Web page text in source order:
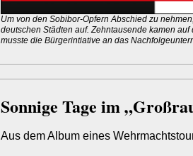
Um von den Sobibor-Opfern Abschied zu
deutschen Städten auf. Zehntausende kamen
musste die Bürgerintiative an das
Sonnige Tage im
Aus dem Album eines